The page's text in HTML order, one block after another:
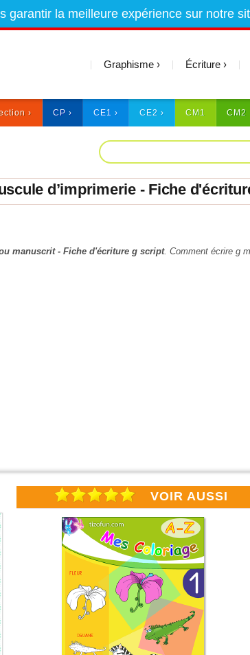
garantir la meilleure expérience sur notre
Graphisme Écriture
CP CE1 CE2 CM1 CM2
d’imprimerie - Fiche
manuscrit - Fiche d'écriture g script. Comment écrire g
VOIR AUSSI